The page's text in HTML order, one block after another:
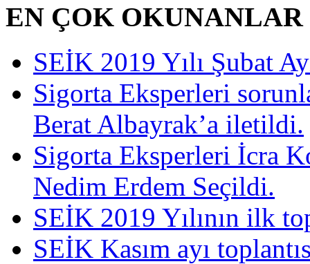
EN ÇOK OKUNANLAR
SEİK 2019 Yılı Şubat
Sigorta Eksperleri
Berat Albayrak’a iletildi.
Sigorta Eksperleri İcra
Nedim Erdem Seçildi.
SEİK 2019 Yılının ilk
SEİK Kasım ayı